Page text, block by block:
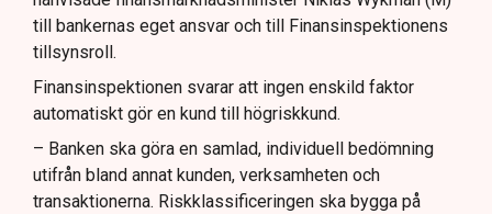
till bankernas eget ansvar och till Finansinspektionens
tillsynsroll.
Finansinspektionen svarar att ingen enskild faktor
automatiskt gör en kund till högriskkund.
– Banken ska göra en samlad, individuell bedömning
utifrån bland annat kunden, verksamheten och
transaktionerna. Riskklassificeringen ska bygga på